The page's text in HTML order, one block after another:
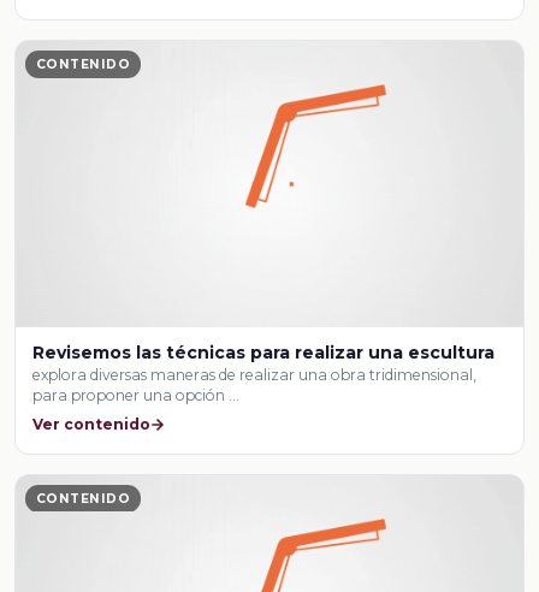
CONTENIDO
Revisemos las técnicas para realizar una escultura
explora diversas maneras de realizar una obra tridimensional,
para proponer una opción …
Ver contenido
CONTENIDO